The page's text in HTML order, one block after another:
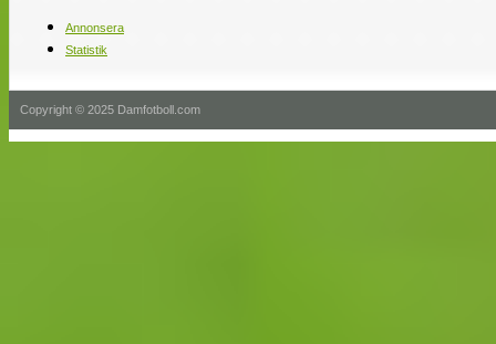
Annonsera
Statistik
Copyright © 2025 Damfotboll.com